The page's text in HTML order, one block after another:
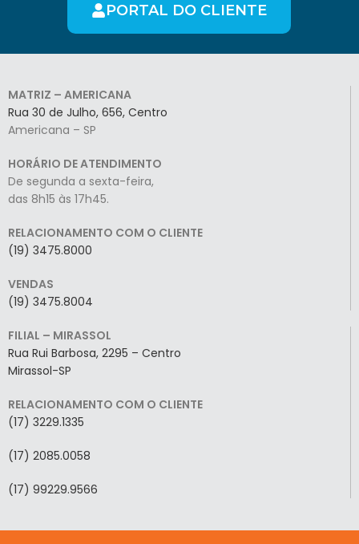
PORTAL DO CLIENTE
MATRIZ – AMERICANA
Rua 30 de Julho, 656, Centro
Americana – SP
HORÁRIO DE ATENDIMENTO
De segunda a sexta-feira,
das 8h15 às 17h45.
RELACIONAMENTO COM O CLIENTE
(19) 3475.8000
VENDAS
(19) 3475.8004
FILIAL – MIRASSOL
Rua Rui Barbosa, 2295 – Centro
Mirassol-SP
RELACIONAMENTO COM O CLIENTE
(17) 3229.1335
(17) 2085.0058
(17) 99229.9566